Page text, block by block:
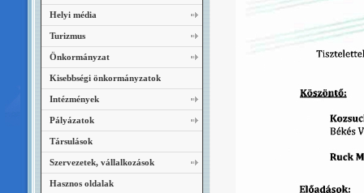
Helyi média
Turizmus
Önkormányzat
Kisebbségi önkormányzatok
Intézmények
Pályázatok
Társulások
Szervezetek, vállalkozások
Hasznos oldalak